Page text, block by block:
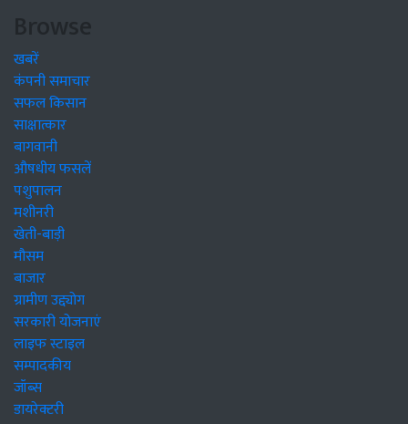
Browse
खबरें
कंपनी समाचार
सफल किसान
साक्षात्कार
बागवानी
औषधीय फसलें
पशुपालन
मशीनरी
खेती-बाड़ी
मौसम
बाजार
ग्रामीण उद्द्योग
सरकारी योजनाएं
लाइफ स्टाइल
सम्पादकीय
जॉब्स
डायरेक्टरी